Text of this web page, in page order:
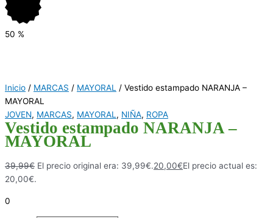
50 %
Inicio / MARCAS / MAYORAL
/ Vestido estampado NARANJA –
MAYORAL
JOVEN, MARCAS, MAYORAL , NIÑA, ROPA
Vestido estampado NARANJA –
MAYORAL
39,99€ El precio original era: 39,99€.20,00€El precio actual es:
20,00€.
0